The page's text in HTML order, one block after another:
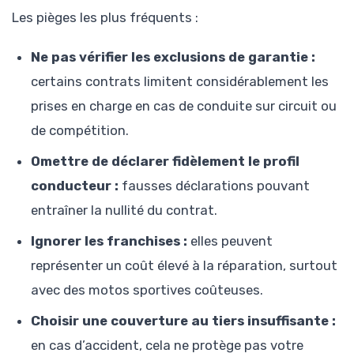
Les pièges les plus fréquents :
Ne pas vérifier les exclusions de garantie :
certains contrats limitent considérablement les
prises en charge en cas de conduite sur circuit ou
de compétition.
Omettre de déclarer fidèlement le profil
conducteur : fausses déclarations pouvant
entraîner la nullité du contrat.
Ignorer les franchises : elles peuvent
représenter un coût élevé à la réparation, surtout
avec des motos sportives coûteuses.
Choisir une couverture au tiers insuffisante :
en cas d’accident, cela ne protège pas votre